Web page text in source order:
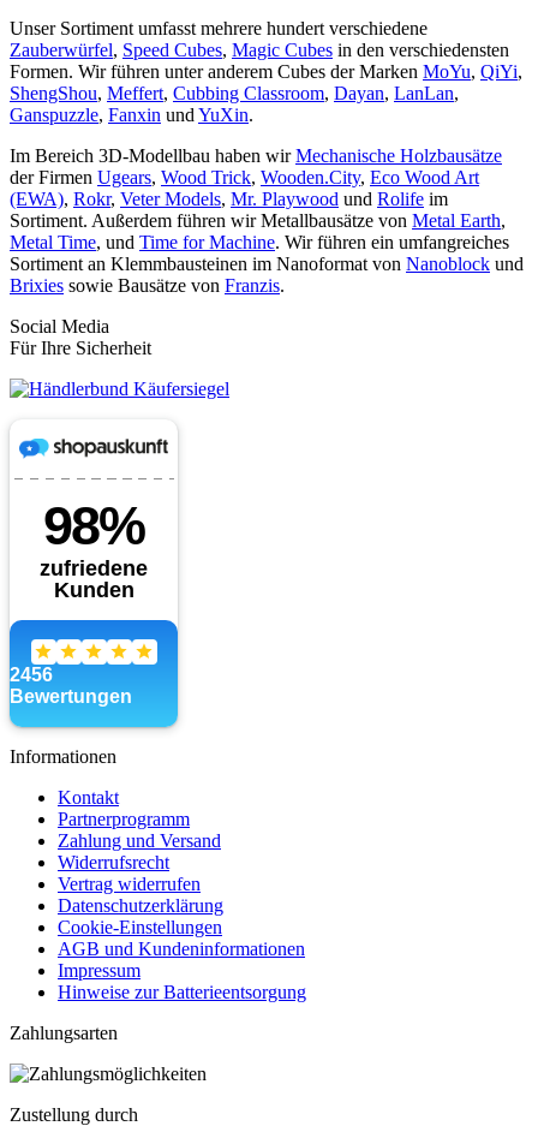
Unser Sortiment umfasst mehrere hundert verschiedene
Zauberwürfel, Speed Cubes, Magic Cubes in den verschiedensten
Formen. Wir führen unter anderem Cubes der Marken MoYu, QiYi,
ShengShou, Meffert, Cubbing Classroom, Dayan, LanLan,
Ganspuzzle, Fanxin und YuXin.
Im Bereich 3D-Modellbau haben wirMechanische Holzbausätze
der Firmen Ugears, Wood Trick, Wooden.City, Eco Wood Art
(EWA), Rokr, Veter Models, Mr. Playwood und Rolife im
Sortiment. Außerdem führen wir Metallbausätze von Metal Earth,
Metal Time, und Time for Machine. Wir führen ein umfangreiches
Sortiment an Klemmbausteinen im Nanoformat von Nanoblock und
Brixies sowie Bausätze von Franzis.
Social Media
Für Ihre Sicherheit
Informationen
Kontakt
Partnerprogramm
Zahlung und Versand
Widerrufsrecht
Vertrag widerrufen
Datenschutzerklärung
Cookie-Einstellungen
AGB und Kundeninformationen
Impressum
Hinweise zur Batterieentsorgung
Zahlungsarten
Zustellung durch